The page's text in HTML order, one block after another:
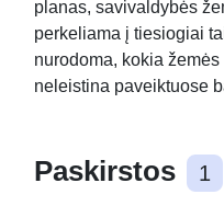
planas, savivaldybės
perkeliama į tiesiogiai
nurodoma, kokia
neleistina paveiktuose
Paskirstos 1